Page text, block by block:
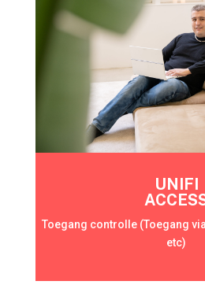
UNIFI
Toegang controlle (Toegang
etc)